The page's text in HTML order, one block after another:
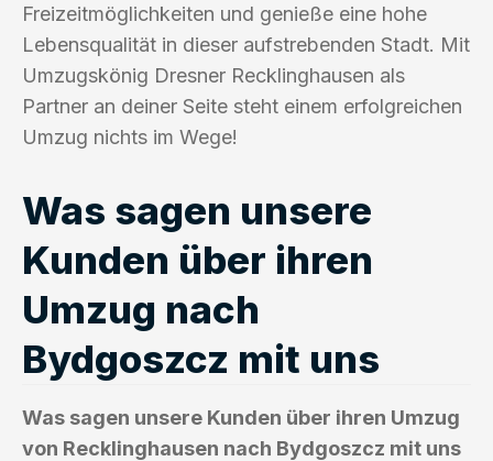
Freizeitmöglichkeiten und genieße eine hohe
Lebensqualität in dieser aufstrebenden Stadt. Mit
Umzugskönig Dresner Recklinghausen als
Partner an deiner Seite steht einem erfolgreichen
Umzug nichts im Wege!
Was sagen unsere
Kunden über ihren
Umzug nach
Bydgoszcz mit uns
Was sagen unsere Kunden über ihren Umzug
von Recklinghausen nach Bydgoszcz mit uns